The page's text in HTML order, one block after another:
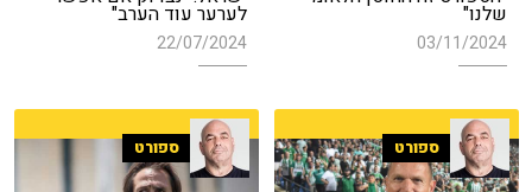
שלנו"
03/11/2024
לערער עוד הערב"
22/07/2024
ספורט ספורט